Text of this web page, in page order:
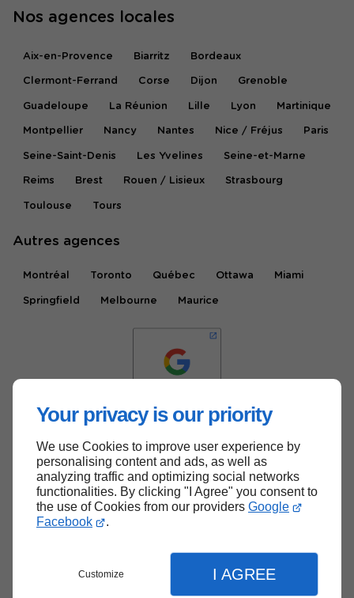
Your privacy is our priority
We use Cookies to improve user experience by
personalising content and ads, as well as
analyzing traffic and optimizing social networks
functionalities. By clicking "I Agree" you consent to
the use of Cookies from our providers Google
Facebook
.
Customize I AGREE
Nos agences locales
Aix-en-Provence Biarritz Bordeaux
Clermont-Ferrand Corse Dijon Grenoble
Guadeloupe La Réunion Lille Lyon Martinique
Montpellier Nancy Nantes Nice / Fréjus Paris
Seine-Saint-Denis Les Yvelines Seine-et-Marne
Reims Brest Rouen / Lisieux Strasbourg
Toulouse Tours
Autres agences
Montréal Toronto Québec Ottawa Miami
Springfield Melbourne Maurice
Haut de page